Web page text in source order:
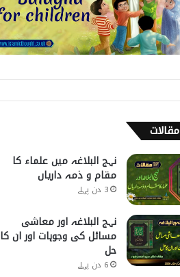
مقالات
نہج البلاغہ میں علماء کا
مقام و ذمہ داریاں
3 دن پہلے
نہج البلاغہ اور معاشی
مسائل کی وجوہات اور ان کا
حل
6 دن پہلے